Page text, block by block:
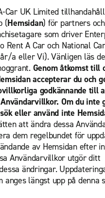
Car UK Limited
(Hemsidan) för partners och
som driver
Rent A Car och National
a eller Vi). Vänligen läs
Genom åtkomst till
accepterar du och
godkännande till
Om du inte
eller använd inte
att ändra dessa
dem regelbundet för
av Hemsidan efter
Användarvillkor utgör ditt
ändringar.
anges längst upp på denna